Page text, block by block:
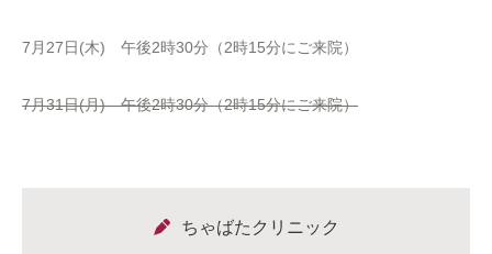
7月27日(木) 午後2時30分（2時15分にご来院）
7月31日(月) 午後2時30分（2時15分にご来院）
ちゃばたクリニック